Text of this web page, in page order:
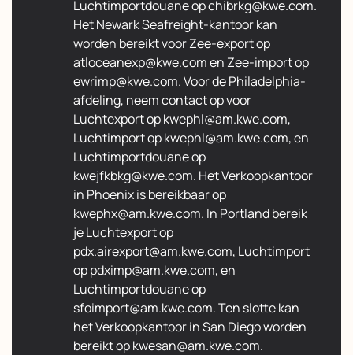
Luchtimportdouane op chibrkg@kwe.com.
Het Newark Seafreight-kantoor kan
worden bereikt voor Zee-export op
atloceanexp@kwe.com en Zee-import op
ewrimp@kwe.com. Voor de Philadelphia-
afdeling, neem contact op voor
Luchtexport op kwephl@am.kwe.com,
Luchtimport op kwephl@am.kwe.com, en
Luchtimportdouane op
kwejfkbkg@kwe.com. Het Verkoopkantoor
in Phoenix is bereikbaar op
kwephx@am.kwe.com. In Portland bereik
je Luchtexport op
pdx.airexport@am.kwe.com, Luchtimport
op pdximp@am.kwe.com, en
Luchtimportdouane op
sfoimport@am.kwe.com. Ten slotte kan
het Verkoopkantoor in San Diego worden
bereikt op kwesan@am.kwe.com.